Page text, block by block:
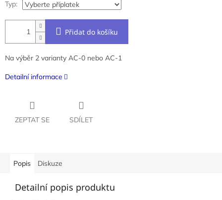
Typ:
Přidat do košíku
Na výběr 2 varianty AC-0 nebo AC-1
Detailní informace
ZEPTAT SE SDÍLET
Popis Diskuze
Detailní popis produktu